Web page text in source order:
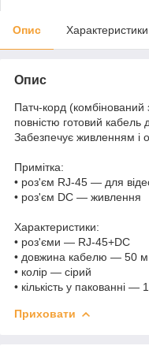
Опис Характеристики
Опис
Патч-корд
повністю готовий кабель
Забезпечує живленням і
Примітка:
• роз'єм RJ-45 — для
• роз'єм DC — живлення
Характеристики:
• роз'єми — RJ-45+DC
• довжина кабелю — 50 м.
• колір — сірий
• кількість у пакованні —
Приховати